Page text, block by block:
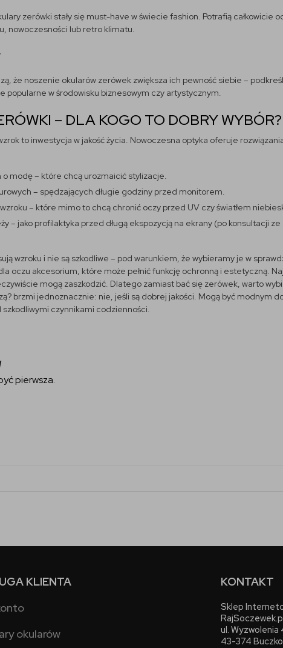
zerówki stały się must-have w świecie fashion. Potrafią
nowoczesności lub retro klimatu.
że noszenie okularów zerówek zwiększa ich pewność siebie –
popularne w środowisku biznesowym czy artystycznym.
– DLA KOGO TO DOBRY WYBÓR?
to inwestycja w jakość życia. Nowoczesna optyka oferuje
o modę – które chcą urozmaicić stylizacje.
– spędzających długie godziny przed monitorem.
– które mimo to chcą chronić oczy przed UV czy światłem
– jako profilaktyka przed długą ekspozycją na ekrany (po konsultacji
wzroku i nie są szkodliwe – pod warunkiem, że wybieramy je w
oczu akcesorium, które może pełnić funkcję ochronną i estetyczną.
mogą zaszkodzić. Dlatego zamiast bać się zerówek, warto
brzmi jednoznacznie: nie, jeśli są dobrej jakości. Mogą być modnym
czynnikami codzienności.
pierwsza.
KLIENTA
okularów
KONTAKT
Sklep
ul. Wyzwolenia
43-374